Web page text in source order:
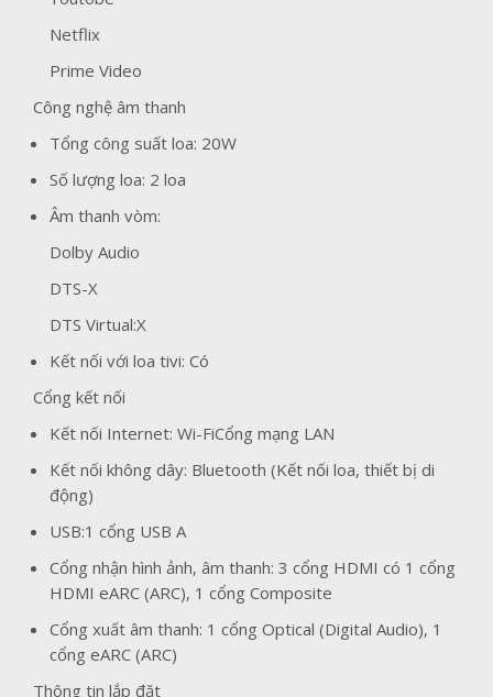
Netflix
Prime Video
Công nghệ âm thanh
Tổng công suất loa: 20W
Số lượng loa: 2 loa
Âm thanh vòm:
Dolby Audio
DTS-X
DTS Virtual:X
Kết nối với loa tivi: Có
Cổng kết nối
Kết nối Internet: Wi-FiCổng mạng LAN
Kết nối không dây: Bluetooth (Kết nối loa, thiết bị di
động)
USB:1 cổng USB A
Cổng nhận hình ảnh, âm thanh: 3 cổng HDMI có 1 cổng
HDMI eARC (ARC), 1 cổng Composite
Cổng xuất âm thanh: 1 cổng Optical (Digital Audio), 1
cổng eARC (ARC)
Thông tin lắp đặt